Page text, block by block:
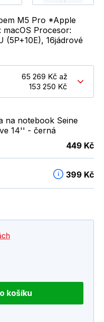
M5 Pro *Apple
macOS Procesor:
(5P+10E), 16jádrové
65 269 Kč až
153 250 Kč
na notebook Seine
14'' - černá
449 Kč
399 Kč
košíku